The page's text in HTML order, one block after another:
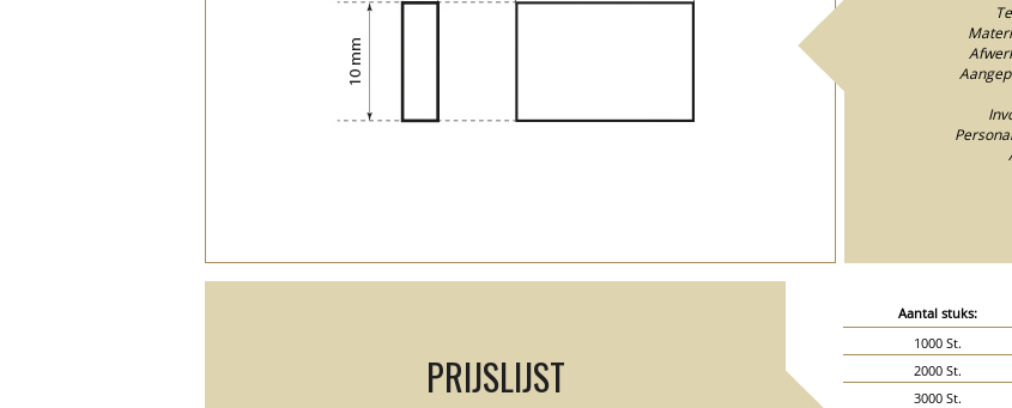
PRIJSLIJST
Aantal stuks:
1000 St.
2000 St.
3000 St.